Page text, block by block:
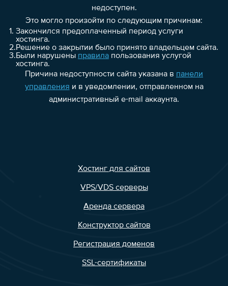
недоступен.
Это могло произойти по следующим причинам:
1. Закончился предоплаченный период услуги
хостинга.
2.Решение о закрытии было принято владельцем сайта.
3.Были нарушены правилапользования услугой
хостинга.
Причина недоступности сайта указана в панели
управления и в уведомлении, отправленном на
административный e-mail аккаунта.
Хостинг для сайтов
VPS/VDS серверы
Аренда сервера
Конструктор сайтов
Регистрация доменов
SSL-сертификаты